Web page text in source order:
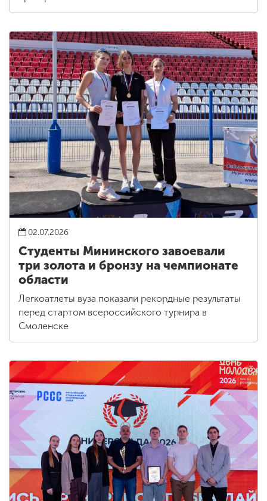
02.07.2026
Студенты Мининского завоевали
три золота и бронзу на чемпионате
области
Легкоатлеты вуза показали рекордные результаты
перед стартом всероссийского турнира в
Смоленске